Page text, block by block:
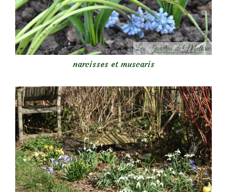
narcisses et muscaris